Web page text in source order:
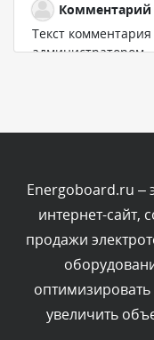
Комментарий
Текст
администратором.
Комментарий
Текст
администратором.
Комментарий
Energoboard.ru –
интернет-сайт,
продажи
увеличить